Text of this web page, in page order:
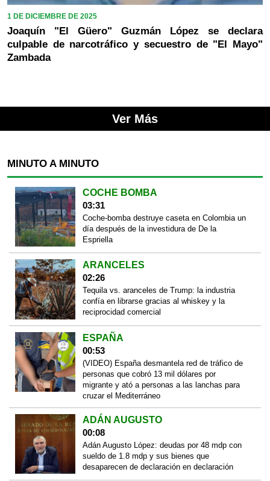
1 DE DICIEMBRE DE 2025
Joaquín "El Güero" Guzmán López se declara
culpable de narcotráfico y secuestro de "El Mayo"
Zambada
Ver Más
MINUTO A MINUTO
COCHE BOMBA
03:31
Coche-bomba destruye caseta en Colombia un
día después de la investidura de De la
Espriella
ARANCELES
02:26
Tequila vs. aranceles de Trump: la industria
confía en librarse gracias al whiskey y la
reciprocidad comercial
ESPAÑA
00:53
(VIDEO) España desmantela red de tráfico de
personas que cobró 13 mil dólares por
migrante y ató a personas a las lanchas para
cruzar el Mediterráneo
ADÁN AUGUSTO
00:08
Adán Augusto López: deudas por 48 mdp con
sueldo de 1.8 mdp y sus bienes que
desaparecen de declaración en declaración